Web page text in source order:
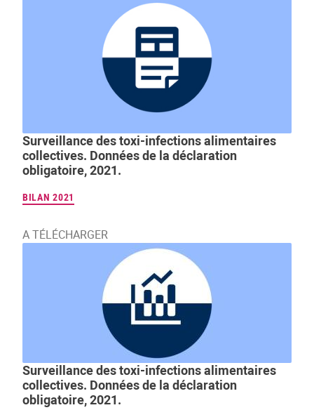
Surveillance des toxi-infections alimentaires
collectives. Données de la déclaration
obligatoire, 2021.
BILAN 2021
A TÉLÉCHARGER
Surveillance des toxi-infections alimentaires
collectives. Données de la déclaration
obligatoire, 2021.